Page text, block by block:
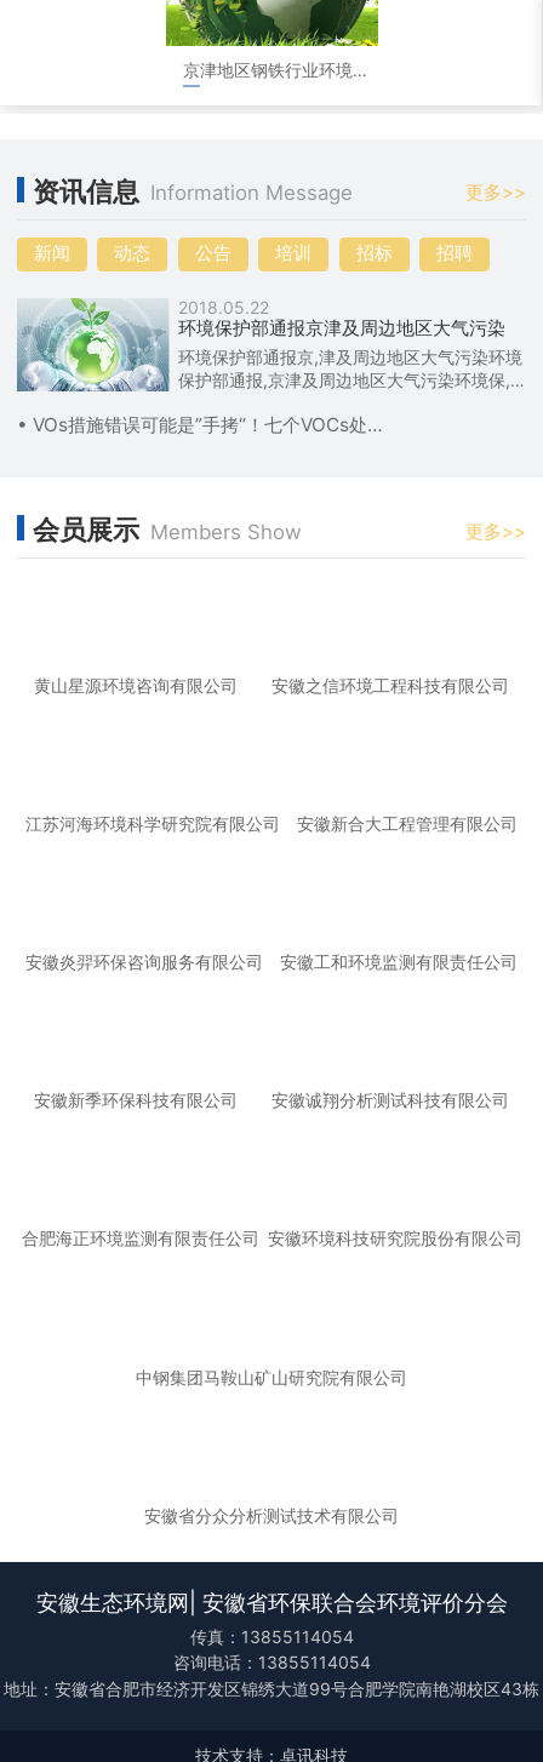
京津地区钢铁行业环境评测
资讯信息 Information Message 更多>>
新闻 动态 公告 培训 招标 招聘
2018.05.22
环境保护部通报京津及周边地区大气污染
环境保护部通报京,津及周边地区大气污染环境
保护部通报,京津及周边地区大气污染环境保,
• VOs措施错误可能是”手拷“！七个VOCs处理乱象
会员展示 Members Show 更多>>
黄山星源环境咨询有限公司 安徽之信环境工程科技有限公司
江苏河海环境科学研究院有限公司 安徽新合大工程管理有限公司
安徽炎羿环保咨询服务有限公司 安徽工和环境监测有限责任公司
安徽新季环保科技有限公司 安徽诚翔分析测试科技有限公司
合肥海正环境监测有限责任公司 安徽环境科技研究院股份有限公司
中钢集团马鞍山矿山研究院有限公司
安徽省分众分析测试技术有限公司
安徽生态环境网| 安徽省环保联合会环境评价分会
传真：13855114054
咨询电话：13855114054
地址：安徽省合肥市经济开发区锦绣大道99号合肥学院南艳湖校区43栋
技术支持：卓讯科技